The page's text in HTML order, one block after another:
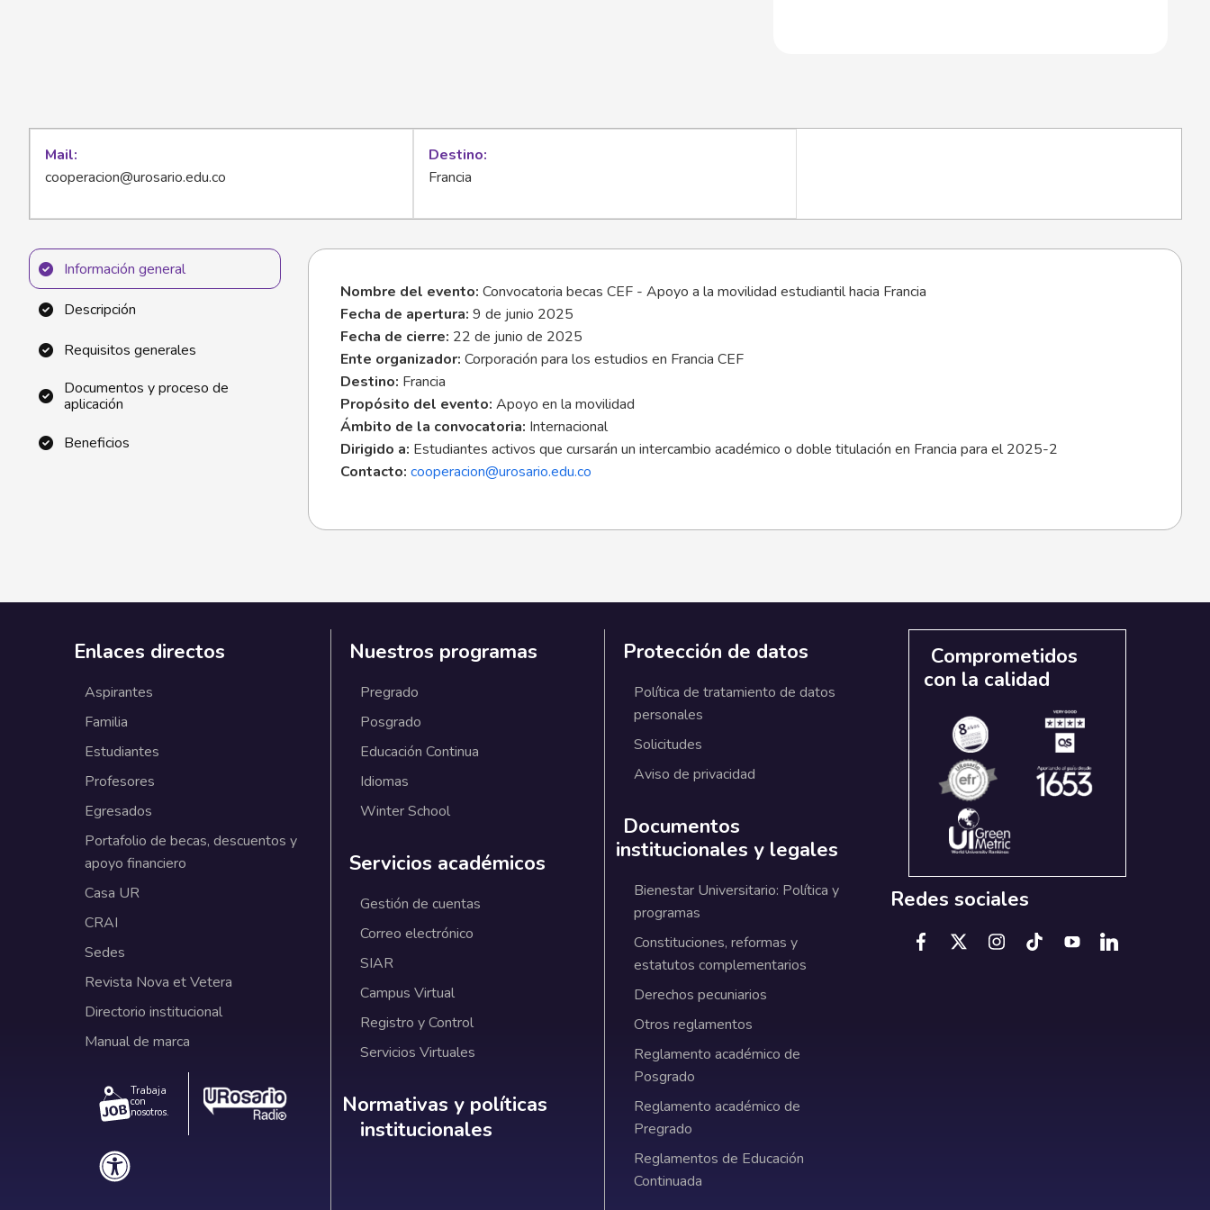
Mail
cooperacion@urosario.edu.co
Destino
Francia
Información general
Descripción
Requisitos generales
Documentos y proceso de
aplicación
Beneficios
Nombre del evento: Convocatoria becas CEF - Apoyo a la movilidad estudiantil hacia Francia
Fecha de apertura: 9 de junio 2025
Fecha de cierre: 22 de junio de 2025
Ente organizador: Corporación para los estudios en Francia CEF
Destino: Francia
Propósito del evento: Apoyo en la movilidad
Ámbito de la convocatoria: Internacional
Dirigido a: Estudiantes activos que cursarán un intercambio académico o doble titulación en Francia para el 2025-2
Contacto: cooperacion@urosario.edu.co
Enlaces directos
Aspirantes
Familia
Estudiantes
Profesores
Egresados
Portafolio de becas, descuentos y
apoyo financiero
Casa UR
CRAI
Sedes
Revista Nova et Vetera
Directorio institucional
Manual de marca
Trabaja
con
nosotros.
Nuestros programas
Pregrado
Posgrado
Educación Continua
Idiomas
Winter School
Servicios académicos
Gestión de cuentas
Correo electrónico
SIAR
Campus Virtual
Registro y Control
Servicios Virtuales
Normativas y políticas institucionales
Normativas y políticas
institucionales
Protección de datos
Política de tratamiento de datos
personales
Solicitudes
Aviso de privacidad
Documentos
institucionales y legales
Bienestar Universitario: Política y
programas
Constituciones, reformas y
estatutos complementarios
Derechos pecuniarios
Otros reglamentos
Reglamento académico de
Posgrado
Reglamento académico de
Pregrado
Reglamentos de Educación
Continuada
Comprometidos
con la calidad
Redes sociales